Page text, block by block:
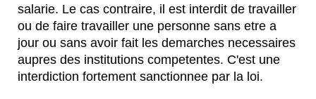
salarie. Le cas contraire, il est interdit de travailler
ou de faire travailler une personne sans etre a
jour ou sans avoir fait les demarches necessaires
aupres des institutions competentes. C'est une
interdiction fortement sanctionnee par la loi.